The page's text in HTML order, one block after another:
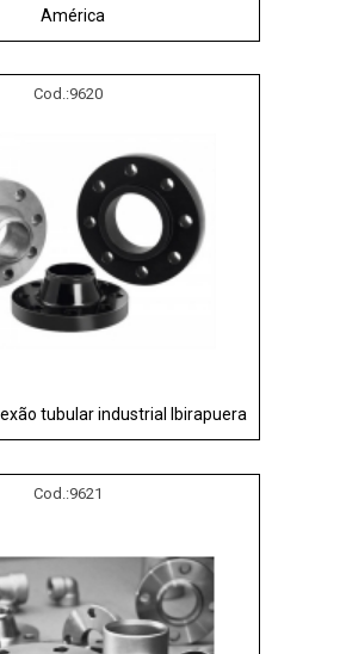
América
Cod.:9620
tubular industrial Ibirapuera
Cod.:9621